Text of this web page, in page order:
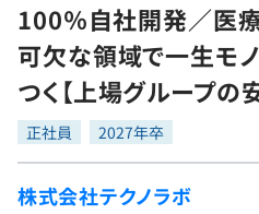
転職成功ガイド
転職エージェント
インタビュー
転職成功ガイド
求人検索
本選考
インターン
新卒エージェント
学習
問題集
4択課題
プログラミング言語
ゲーム・マンガ
100％自社開発／医
可欠な領域で一生モ
つく【上場グループの
正社員 2027年卒
株式会社テクノラボ